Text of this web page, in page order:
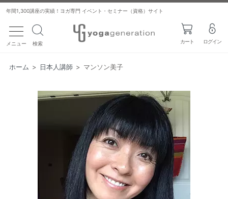
年間1,300講座の実績！ヨガ専門 イベント・セミナー（資格）サイト
toggle navigation
メニュー 検索 カート ログイン
ホーム > 日本人講師 > マンソン美子